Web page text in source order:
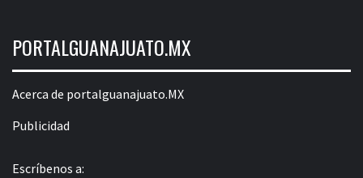
PORTALGUANAJUATO.MX
Acerca de portalguanajuato.MX
Publicidad
Escríbenos a: